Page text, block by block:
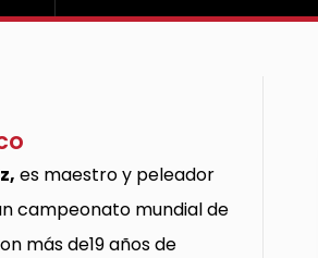
es maestro y peleador
campeonato mundial de
más de19 años de